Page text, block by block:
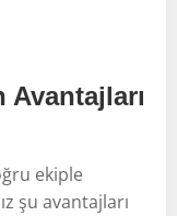
Avantajları
ekiple
şu avantajları